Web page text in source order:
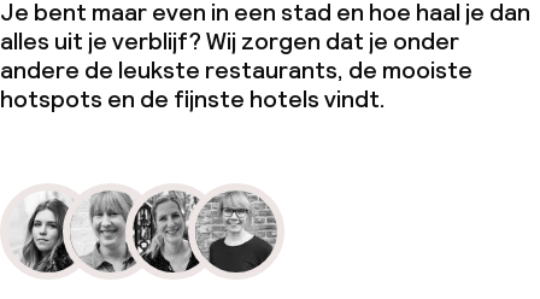
Je bent maar even in een stad en hoe haal je dan
alles uit je verblijf? Wij zorgen dat je onder
andere de leukste restaurants, de mooiste
hotspots en de fijnste hotels vindt.